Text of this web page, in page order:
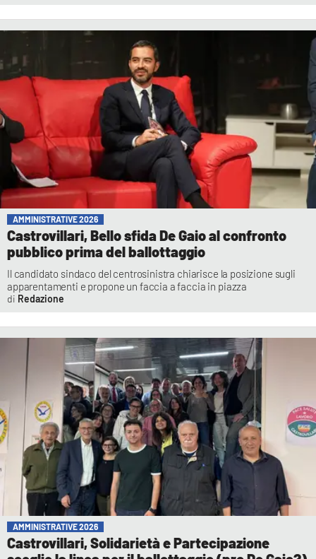
AMMINISTRATIVE 2026
Castrovillari, Bello sfida De Gaio al confronto
pubblico prima del ballottaggio
Il candidato sindaco del centrosinistra chiarisce la posizione sugli
apparentamenti e propone un faccia a faccia in piazza
Redazione
AMMINISTRATIVE 2026
Castrovillari, Solidarietà e Partecipazione